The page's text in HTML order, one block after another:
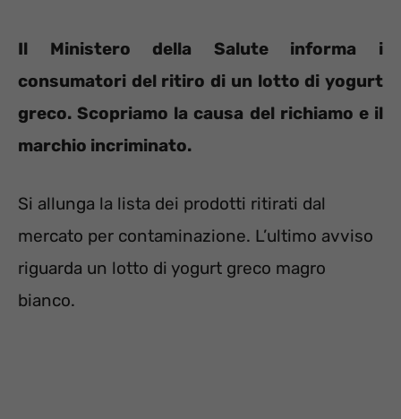
Il Ministero della Salute informa i
consumatori del ritiro di un lotto di yogurt
greco. Scopriamo la causa del richiamo e il
marchio incriminato.
Si allunga la lista dei prodotti ritirati dal
mercato per contaminazione. L’ultimo avviso
riguarda un lotto di yogurt greco magro
bianco.